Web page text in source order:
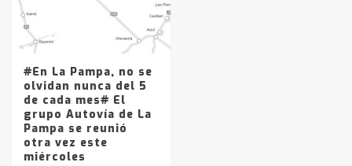
#En La Pampa, no se
olvidan nunca del 5
de cada mes# El
grupo Autovía de La
Pampa se reunió
otra vez este
miércoles